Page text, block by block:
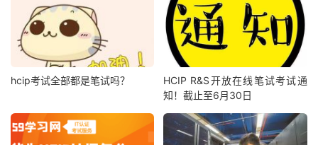
hcip考试全部都是笔试吗？
HCIP R&S开放在线笔试考试通
知！截止至6月30日